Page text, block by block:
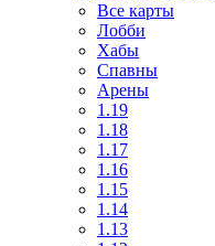
Все карты
Лобби
Хабы
Спавны
Арены
1.19
1.18
1.17
1.16
1.15
1.14
1.13